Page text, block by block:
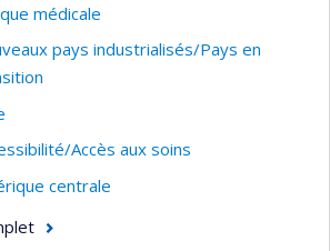
médicale
pays industrialisés/Pays en
Accès aux soins
centrale